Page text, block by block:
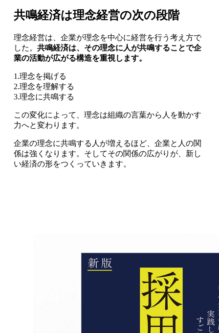
共鳴経済は理念経営の次の段階
理念経営は、企業が理念を中心に経営を行う考え方で
した。 共鳴経済は、その理念に人が共鳴することで企
業の活動が広がる構造を重視します。
1.理念を掲げる
2.理念を理解する
3.理念に共鳴する
この変化によって、理念は組織の言葉から人を動かす
力へと変わります。
企業の理念に共鳴する人が増えるほど、企業と人の関
係は強くなります。そしてその関係の広がりが、新し
い経済の形をつくっていきます。